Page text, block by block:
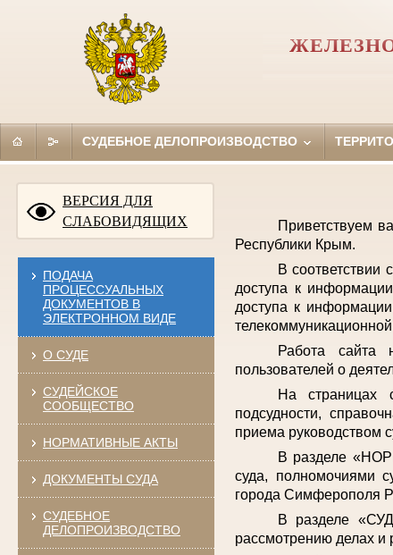
СУДЕБНОЕ ДЕЛОПРОИЗВОДСТВО
ВЕРСИЯ ДЛЯ
СЛАБОВИДЯЩИХ
ПОДАЧА
ПРОЦЕССУАЛЬНЫХ
ДОКУМЕНТОВ В
ЭЛЕКТРОННОМ ВИДЕ
О СУДЕ
СУДЕЙСКОЕ
СООБЩЕСТВО
НОРМАТИВНЫЕ АКТЫ
ДОКУМЕНТЫ СУДА
СУДЕБНОЕ
ДЕЛОПРОИЗВОДСТВО
Приветствуем
Республики Крым.
В соответствии
доступа к
доступа к
Работа сайта
пользователей о
На страницах
подсудности,
приема руководством
В разделе
суда, полномочиями
города Симферополя
В разделе
рассмотрению делах и